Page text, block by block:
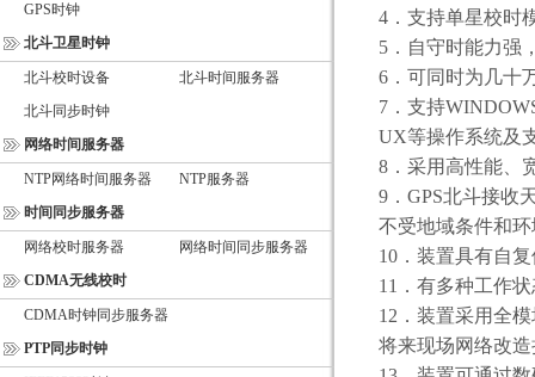
GPS时钟
北斗卫星时钟
北斗校时设备
北斗时间服务器
北斗同步时钟
网络时间服务器
NTP网络时间服务器
NTP服务器
时间同步服务器
网络校时服务器
网络时间同步服务器
CDMA无线校时
CDMA时钟同步服务器
PTP同步时钟
4．支持单星校时
5．自守时能力强
6．可同时为几十
7．支持
UX等操作系统及
8．采用高性能、
9． GPS北斗接收
不受地域条件和
10．装置具有自
11 ．有多种工作
12 ．装置采用全
将来现场网络改